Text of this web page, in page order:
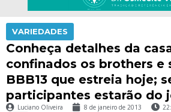
VARIEDADES
Conheça detalhes da
confinados os brothers e
BBB13 que estreia hoje;
participantes estarão do
Luciano Oliveira 8 de janeiro de 2013